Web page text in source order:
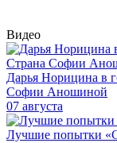
Видео
Дарья Норицина в
Софии Аношиной
07 августа
Лучшие попытки